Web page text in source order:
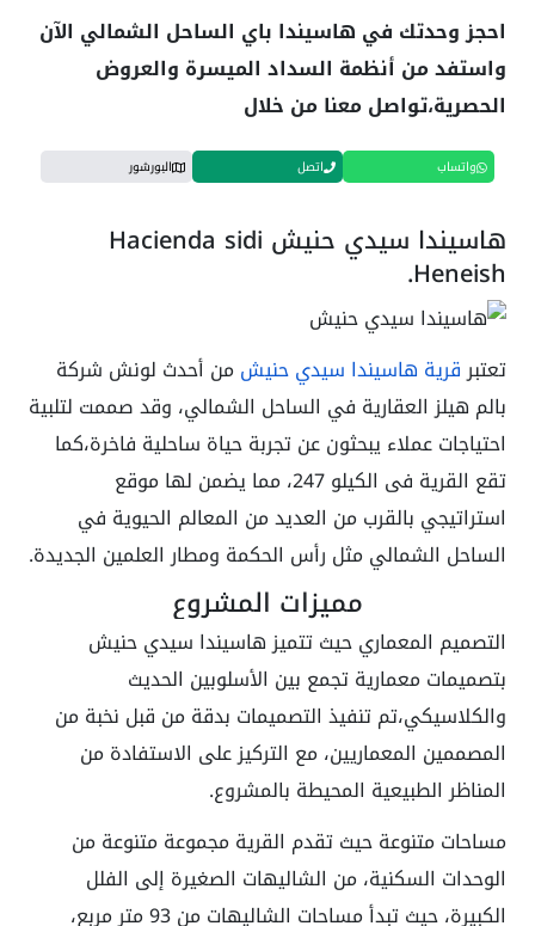
احجز وحدتك في هاسيندا باي الساحل الشمالي الآن
واستفد من أنظمة السداد الميسرة والعروض
الحصرية،تواصل معنا من خلال
واتساب اتصل البورشور
هاسيندا سيدي حنيش Hacienda sidi
Heneish.
تعتبرقرية هاسيندا سيدي حنيش من أحدث لونش شركة
بالم هيلز العقارية في الساحل الشمالي، وقد صممت لتلبية
احتياجات عملاء يبحثون عن تجربة حياة ساحلية فاخرة،كما
تقع القرية فى الكيلو 247، مما يضمن لها موقع
استراتيجي بالقرب من العديد من المعالم الحيوية في
الساحل الشمالي مثل رأس الحكمة ومطار العلمين الجديدة.
مميزات المشروع
التصميم المعماري حيث تتميز هاسيندا سيدي حنيش
بتصميمات معمارية تجمع بين الأسلوبين الحديث
والكلاسيكي،تم تنفيذ التصميمات بدقة من قبل نخبة من
المصممين المعماريين، مع التركيز على الاستفادة من
المناظر الطبيعية المحيطة بالمشروع.
مساحات متنوعة حيث تقدم القرية مجموعة متنوعة من
الوحدات السكنية، من الشاليهات الصغيرة إلى الفلل
الكبيرة، حيث تبدأ مساحات الشاليهات من 93 متر مربع،